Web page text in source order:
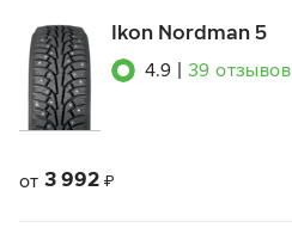
Ikon Nordman 5
4.9 39 отзывов
от 3 992 ₽